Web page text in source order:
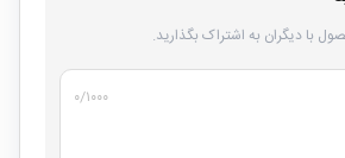
با دیگران به اشتراک بگذارید.
۰/۱۰۰۰